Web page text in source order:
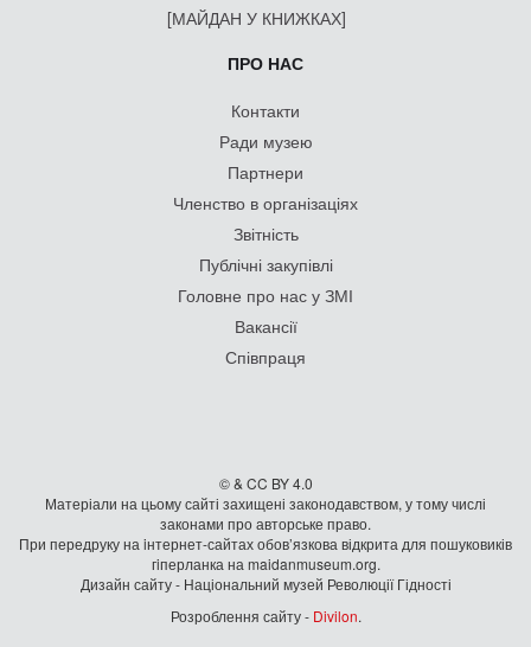
[МАЙДАН У КНИЖКАХ]
ПРО НАС
Контакти
Ради музею
Партнери
Членство в організаціях
Звітність
Публічні закупівлі
Головне про нас у ЗМІ
Вакансії
Співпраця
© & CC BY 4.0
Матеріали на цьому сайті захищені законодавством, у тому числі
законами про авторське право.
При передруку на iнтернет-сайтах обов’язкова відкрита для пошуковиків
гiперланка на maidanmuseum.org.
Дизайн сайту - Національний музей Революції Гідності
Розроблення сайту - Divilon.